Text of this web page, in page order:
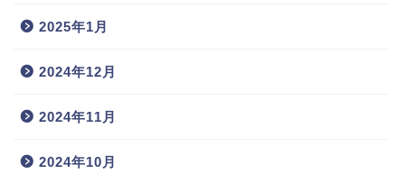
2025年1月
2024年12月
2024年11月
2024年10月